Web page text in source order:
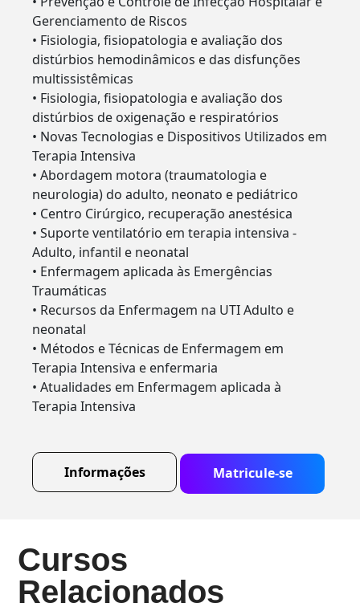
Gerenciamento de Riscos
• Fisiologia, fisiopatologia e avaliação dos
distúrbios hemodinâmicos e das disfunções
multissistêmicas
• Fisiologia, fisiopatologia e avaliação dos
distúrbios de oxigenação e respiratórios
• Novas Tecnologias e Dispositivos Utilizados em
Terapia Intensiva
• Abordagem motora (traumatologia e
neurologia) do adulto, neonato e pediátrico
• Centro Cirúrgico, recuperação anestésica
• Suporte ventilatório em terapia intensiva -
Adulto, infantil e neonatal
• Enfermagem aplicada às Emergências
Traumáticas
• Recursos da Enfermagem na UTI Adulto e
neonatal
• Métodos e Técnicas de Enfermagem em
Terapia Intensiva e enfermaria
• Atualidades em Enfermagem aplicada à
Terapia Intensiva
Informações Matricule-se
Cursos
Relacionados